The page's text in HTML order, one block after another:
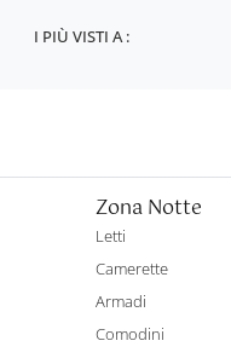
I PIÙ VISTI A :
Zona Notte
Letti
Camerette
Armadi
Comodini